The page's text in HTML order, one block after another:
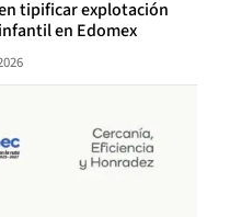
tipificar explotación
en Edomex